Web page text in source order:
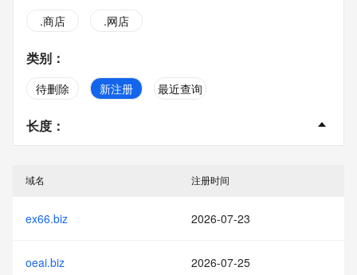
.商店
.网店
类别 ：
待删除 新注册 最近查询
长度 ：
9字
域名 注册时间
ex66.biz 2026-07-23
oeai.biz 2026-07-25